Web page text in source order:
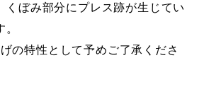
くぼみ部分にプレス跡が生じてい
の特性として予めご了承くださ